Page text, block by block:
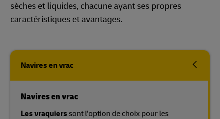
sèches et liquides, chacune ayant ses propres
caractéristiques et avantages.
Navires en vrac
Navires en vrac
Les vraquiers sont l'option de choix pour les